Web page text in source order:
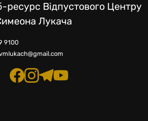
ресурс Відпустового Центру
Лукача
9100